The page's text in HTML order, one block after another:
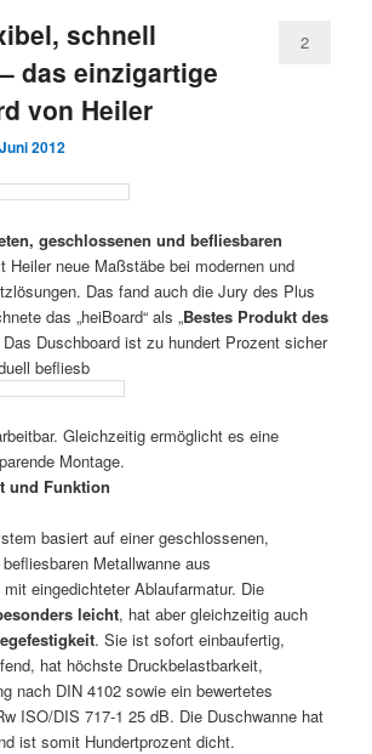
schnell
das einzigartige
von Heiler
2012
2
geschlossenen und befliesbaren
Heiler neue Maßstäbe bei modernen und
Das fand auch die Jury des Plus
das „heiBoard“ als „Bestes Produkt des
Das Duschboard ist zu hundert Prozent sicher
befliesb
Gleichzeitig ermöglicht es eine
Montage.
und Funktion
basiert auf einer geschlossenen,
Metallwanne aus
eingedichteter Ablaufarmatur. Die
leicht, hat aber gleichzeitig auch
. Sie ist sofort einbaufertig,
hat höchste Druckbelastbarkeit,
nach DIN 4102 sowie ein bewertetes
ISO/DIS 717-1 25 dB. Die Duschwanne hat
ist somit Hundertprozent dicht.